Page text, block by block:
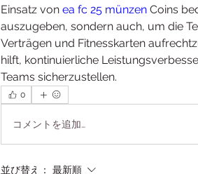
Einsatz von ea fc 25 münzen Coins
auszugeben, sondern auch, um die
Verträgen und Fitnesskarten
hilft, kontinuierliche
Teams sicherzustellen.
0
コメントを追加…
並び替え： 最新順